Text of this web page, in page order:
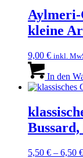
kleine
9,00 € inkl.
In den
5,50 € – 6,50 €